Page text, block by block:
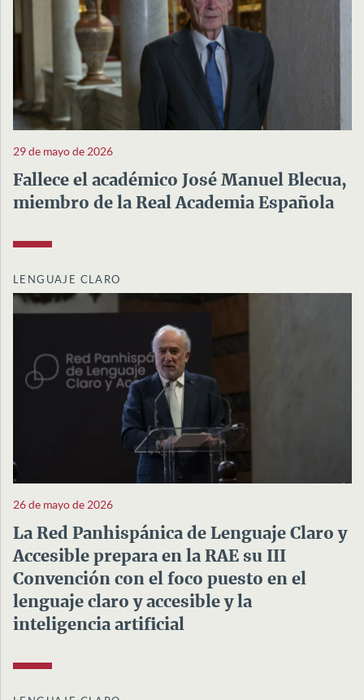
29 de mayo de 2026
Fallece el académico José Manuel Blecua,
miembro de la Real Academia Española
LENGUAJE CLARO
26 de mayo de 2026
La Red Panhispánica de Lenguaje Claro y
Accesible prepara en la RAE su III
Convención con el foco puesto en el
lenguaje claro y accesible y la
inteligencia artificial